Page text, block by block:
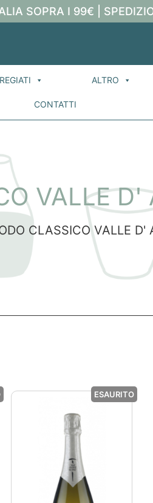
SOPRA I 99€ |
ALTRO
CONTATTI
VALLE D'
CLASSICO VALLE D'
ESAURITO